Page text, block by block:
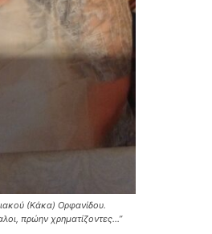
(Κάκα) Ορφανίδου.
πρώην χρηματίζοντες…”